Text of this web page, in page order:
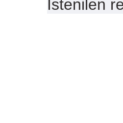
İstenilen